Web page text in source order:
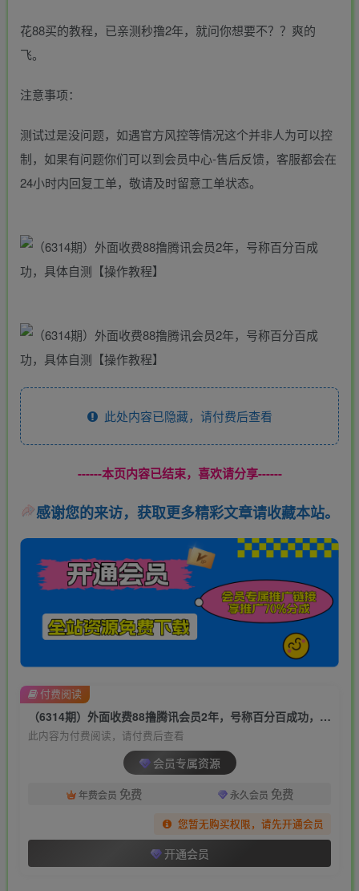
花88买的教程，已亲测秒撸2年，就问你想要不？？爽的
飞。
注意事项：
测试过是没问题，如遇官方风控等情况这个并非人为可以控
制，如果有问题你们可以到会员中心-售后反馈，客服都会在
24小时内回复工单，敬请及时留意工单状态。
此处内容已隐藏，请付费后查看
------本页内容已结束，喜欢请分享------
感谢您的来访，获取更多精彩文章请收藏本站。
（6314期）外面收费88撸腾讯会员2年，号称百分百成功，具体自测【操作教程】
此内容为付费阅读，请付费后查看
会员专属资源
年费会员 免费 永久会员 免费
您暂无购买权限，请先开通会员
开通会员
付费阅读